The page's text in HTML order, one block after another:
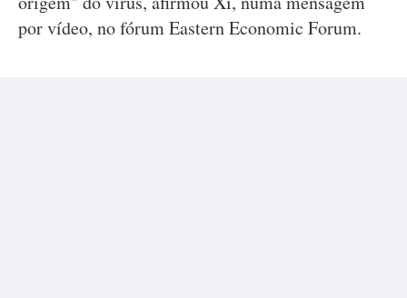
por vídeo, no fórum Eastern Economic Forum.